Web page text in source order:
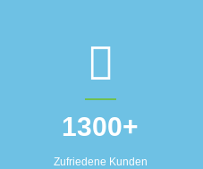
1300+
Zufriedene Kunden